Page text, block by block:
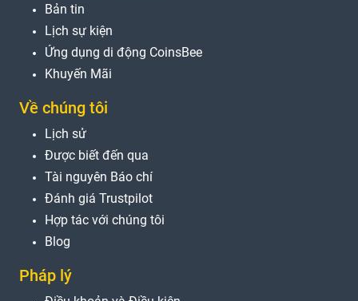
Bản tin
Lịch sự kiện
Ứng dụng di động CoinsBee
Khuyến Mãi
Về chúng tôi
Lịch sử
Được biết đến qua
Tài nguyên Báo chí
Đánh giá Trustpilot
Hợp tác với chúng tôi
Blog
Pháp lý